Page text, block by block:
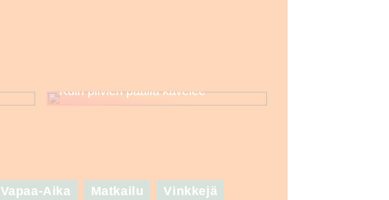
Kuin pilvien päällä kävelee
Vapaa-Aika Matkailu Vinkkejä